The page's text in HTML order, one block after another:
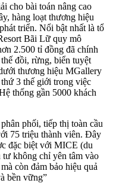
cho bài toán nâng cao
hàng loạt thương hiệu
triển. Nổi bật nhất là tổ
Bãi Lữ quy mô
2.500 tỉ đồng đã chính
đồi, rừng, biển tuyệt
thương hiệu MGallery
3 thế giới trong việc
thống gần 5000 khách
phối, tiếp thị toàn cầu
75 triệu thành viên. Đây
đặc biệt với MICE (du
không chỉ yên tâm vào
còn đảm bảo hiệu quả
bền vững”